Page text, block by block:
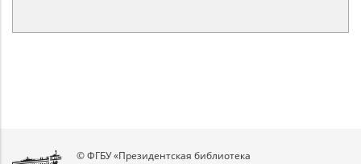
© ФГБУ «Президентская библиотека